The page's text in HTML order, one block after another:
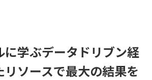
に学ぶデータドリブン経
リソースで最大の結果を